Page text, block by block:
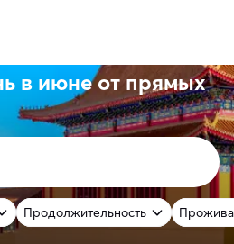
в июне от прямых
Продолжительность